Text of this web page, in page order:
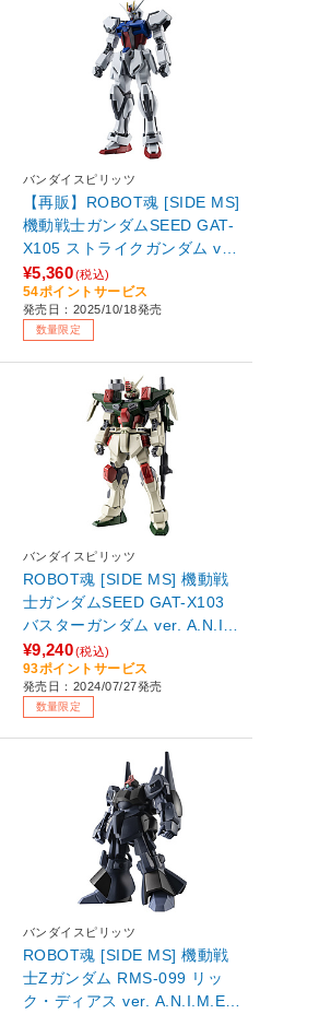
バンダイスピリッツ
【再販】ROBOT魂 [SIDE MS]
機動戦士ガンダムSEED GAT-
X105 ストライクガンダム ver.
A.N.I.M.E. 【sof001】
¥5,360(税込)
54ポイントサービス
発売日：2025/10/18発売
数量限定
バンダイスピリッツ
ROBOT魂 [SIDE MS] 機動戦
士ガンダムSEED GAT-X103
バスターガンダム ver. A.N.I.
M.E. 【sof001】
¥9,240(税込)
93ポイントサービス
発売日：2024/07/27発売
数量限定
バンダイスピリッツ
ROBOT魂 [SIDE MS] 機動戦
士Ζガンダム RMS-099 リッ
ク・ディアス ver. A.N.I.M.E.